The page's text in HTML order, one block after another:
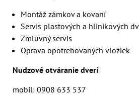
Montáž zámkov a kovaní
Servis plastových a hliníkových
Zmluvný servis
Oprava opotrebovaných vložiek
Nudzové otváranie dverí
mobil: 0908 633 537